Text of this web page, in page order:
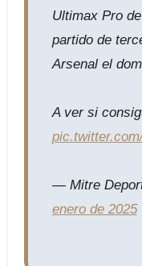
Ultimax Pro
partido de
Arsenal el
A ver si
— Mitre
enero de 2025